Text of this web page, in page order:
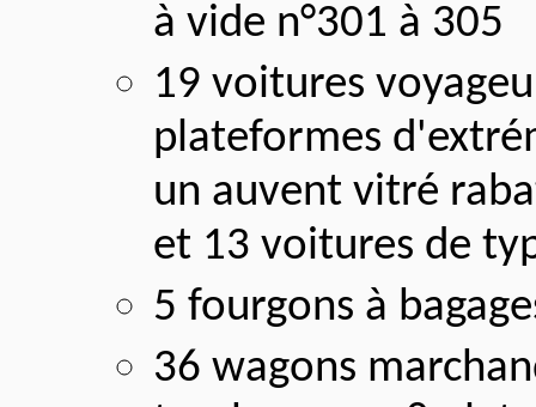
à vide n°301 à 305
19 voitures
plateformes
un auvent vitré
et 13 voitures de
5 fourgons à
36 wagons